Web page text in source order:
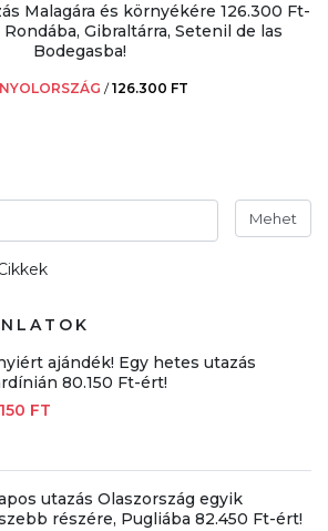
Malagára és környékére 126.300 Ft-
Gibraltárra, Setenil de las
Bodegasba!
/126.300 FT
Mehet
ajándék! Egy hetes utazás
80.150 Ft-ért!
FT
utazás Olaszország egyik
részére, Pugliába 82.450 Ft-ért!